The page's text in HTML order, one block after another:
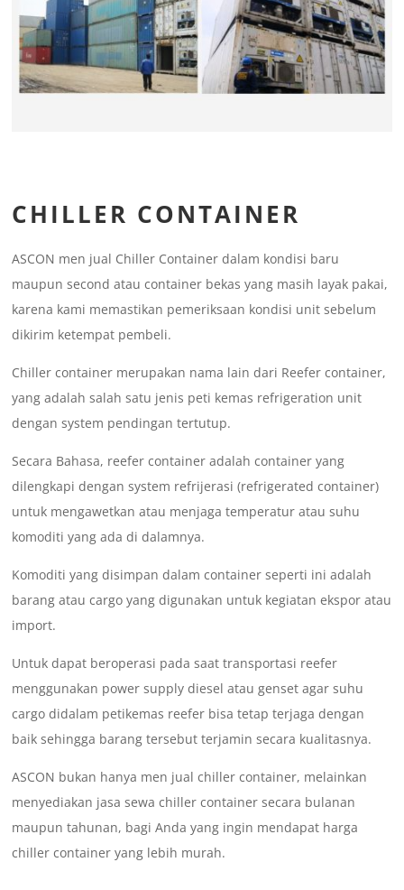
CHILLER CONTAINER
ASCON men jual Chiller Container dalam kondisi baru
maupun second atau container bekas yang masih layak pakai,
karena kami memastikan pemeriksaan kondisi unit sebelum
dikirim ketempat pembeli.
Chiller container merupakan nama lain dari Reefer container,
yang adalah salah satu jenis peti kemas refrigeration unit
dengan system pendingan tertutup.
Secara Bahasa, reefer container adalah container yang
dilengkapi dengan system refrijerasi (refrigerated container)
untuk mengawetkan atau menjaga temperatur atau suhu
komoditi yang ada di dalamnya.
Komoditi yang disimpan dalam container seperti ini adalah
barang atau cargo yang digunakan untuk kegiatan ekspor atau
import.
Untuk dapat beroperasi pada saat transportasi reefer
menggunakan power supply diesel atau genset agar suhu
cargo didalam petikemas reefer bisa tetap terjaga dengan
baik sehingga barang tersebut terjamin secara kualitasnya.
ASCON bukan hanya men jual chiller container, melainkan
menyediakan jasa sewa chiller container secara bulanan
maupun tahunan, bagi Anda yang ingin mendapat harga
chiller container yang lebih murah.